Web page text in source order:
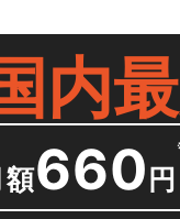
内
額660 円